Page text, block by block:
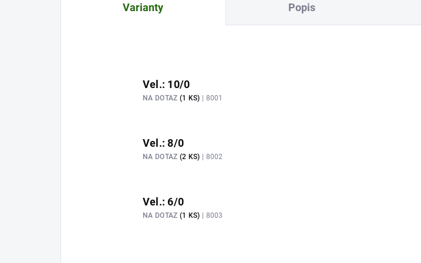
Varianty Popis
Vel.: 10/0
NA DOTAZ (1 KS) | 8001
Vel.: 8/0
NA DOTAZ (2 KS) | 8002
Vel.: 6/0
NA DOTAZ (1 KS) | 8003